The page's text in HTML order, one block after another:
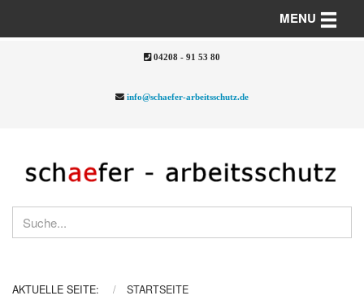
04208 - 91 53 80
info@schaefer-arbeitsschutz.de
MENU Toggle
AKTUELLE SEITE: STARTSEITE